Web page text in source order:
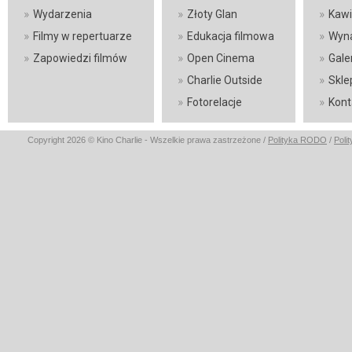
» Wydarzenia
» Filmy w repertuarze
» Zapowiedzi filmów
» Złoty Glan
» Edukacja filmowa
» Open Cinema
» Charlie Outside
» Fotorelacje
»
»
»
»
»
Copyright 2026 © Kino Charlie - Wszelkie prawa zastrzeżone / Polityka RODO /